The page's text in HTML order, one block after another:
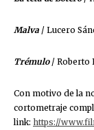
Malva / Lucero
Trémulo/ Roberto
Con motivo de la
cortometraje
link: https://